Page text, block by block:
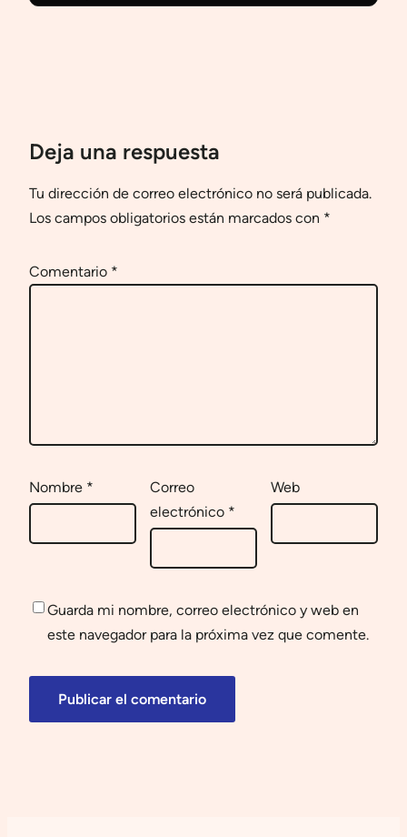
Deja una respuesta
Tu dirección de correo electrónico no será publicada.
Los campos obligatorios están marcados con *
Comentario *
Nombre *
Correo
electrónico *
Web
Guarda mi nombre, correo electrónico y web en
este navegador para la próxima vez que comente.